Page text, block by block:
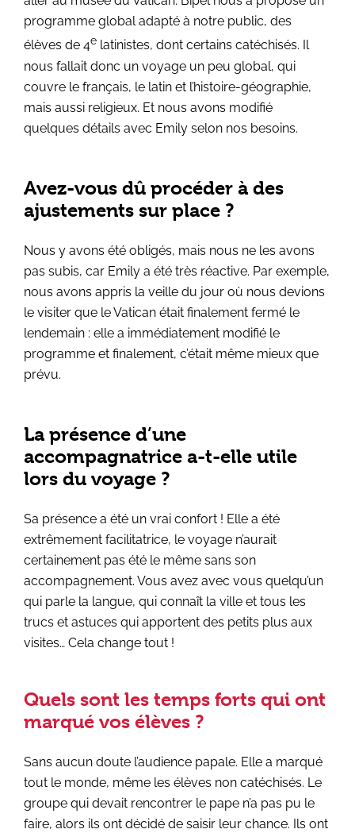
programme global adapté à notre public, des
élèves de 4e latinistes, dont certains catéchisés. Il
nous fallait donc un voyage un peu global, qui
couvre le français, le latin et l’histoire-géographie,
mais aussi religieux. Et nous avons modifié
quelques détails avec Emily selon nos besoins.
Avez-vous dû procéder à des
ajustements sur place ?
Nous y avons été obligés, mais nous ne les avons
pas subis, car Emily a été très réactive. Par exemple,
nous avons appris la veille du jour où nous devions
le visiter que le Vatican était finalement fermé le
lendemain : elle a immédiatement modifié le
programme et finalement, c’était même mieux que
prévu.
La présence d’une
accompagnatrice a-t-elle utile
lors du voyage ?
Sa présence a été un vrai confort ! Elle a été
extrêmement facilitatrice, le voyage n’aurait
certainement pas été le même sans son
accompagnement. Vous avez avec vous quelqu’un
qui parle la langue, qui connaît la ville et tous les
trucs et astuces qui apportent des petits plus aux
visites… Cela change tout !
Quels sont les temps forts qui ont
marqué vos élèves ?
Sans aucun doute l’audience papale. Elle a marqué
tout le monde, même les élèves non catéchisés. Le
groupe qui devait rencontrer le pape n’a pas pu le
faire, alors ils ont décidé de saisir leur chance. Ils ont